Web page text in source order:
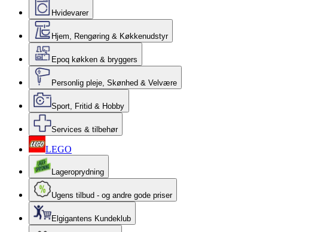
Hvidevarer
Hjem, Rengøring & Køkkenudstyr
Epoq køkken & bryggers
Personlig pleje, Skønhed & Velvære
Sport, Fritid & Hobby
Services & tilbehør
LEGO
Lageroprydning
Ugens tilbud - og andre gode priser
Elgigantens Kundeklub